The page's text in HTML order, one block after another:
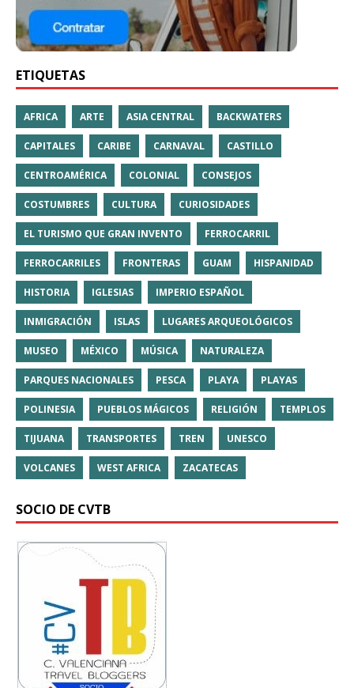
ETIQUETAS
AFRICA ARTE ASIA CENTRAL BACKWATERS
CAPITALES CARIBE CARNAVAL CASTILLO
CENTROAMÉRICA COLONIAL CONSEJOS
COSTUMBRES CULTURA CURIOSIDADES
EL TURISMO QUE GRAN INVENTO FERROCARRIL
FERROCARRILES FRONTERAS GUAM HISPANIDAD
HISTORIA IGLESIAS IMPERIO ESPAÑOL
INMIGRACIÓN ISLAS LUGARES ARQUEOLÓGICOS
MUSEO MÉXICO MÚSICA NATURALEZA
PARQUES NACIONALES PESCA PLAYA PLAYAS
POLINESIA PUEBLOS MÁGICOS RELIGIÓN TEMPLOS
TIJUANA TRANSPORTES TREN UNESCO
VOLCANES WEST AFRICA ZACATECAS
SOCIO DE CVTB